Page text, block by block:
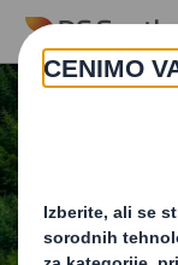
Skip to main